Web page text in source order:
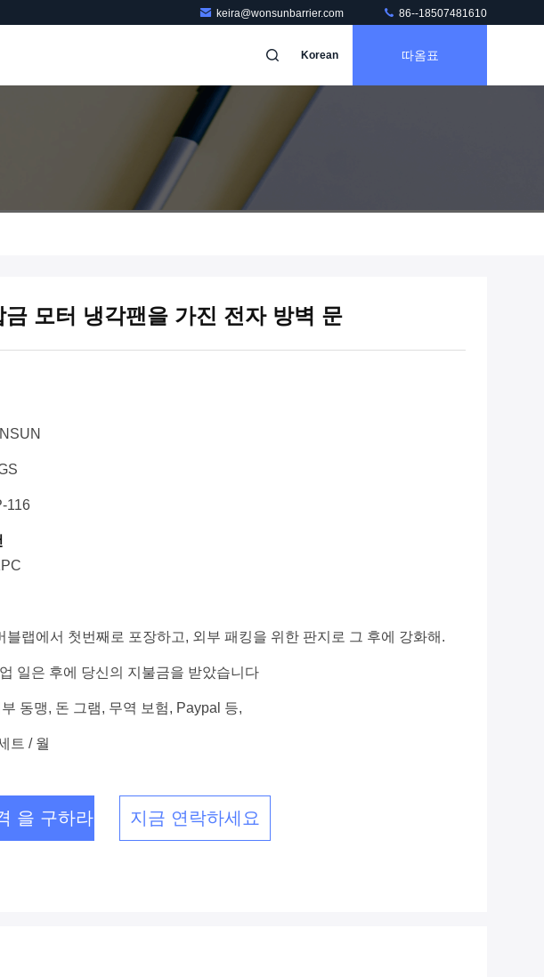
keira@wonsunbarrier.com 86--18507481610
Korean 따옴표
금 모터 냉각팬을 가진 전자 방벽 문
116
블랩에서 첫번째로 포장하고, 외부 패킹을 위한 판지로 그 후에 강화해.
일은 후에 당신의 지불금을 받았습니다
부 동맹, 돈 그램, 무역 보험, Paypal 등,
트 / 월
을 구하라 지금 연락하세요